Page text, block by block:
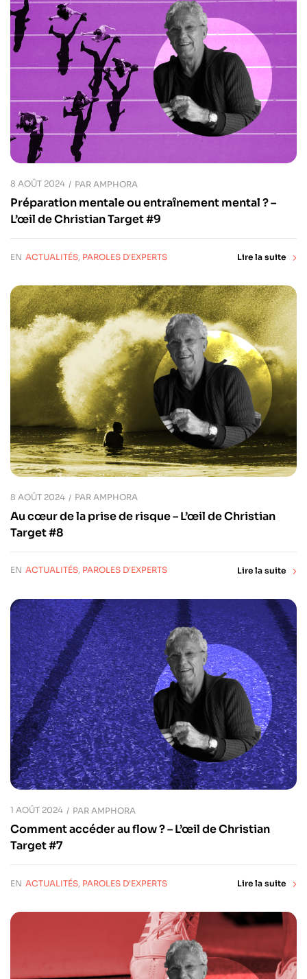
8 AOÛT 2024 PAR AMPHORA
Préparation mentale ou entraînement mental ? –
L’œil de Christian Target #9
EN ACTUALITÉS, PAROLES D'EXPERTS Lire la suite
8 AOÛT 2024 PAR AMPHORA
Au cœur de la prise de risque – L’œil de Christian
Target #8
EN ACTUALITÉS, PAROLES D'EXPERTS Lire la suite
1 AOÛT 2024 PAR AMPHORA
Comment accéder au flow ? – L’œil de Christian
Target #7
EN ACTUALITÉS, PAROLES D'EXPERTS Lire la suite